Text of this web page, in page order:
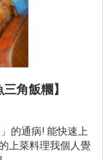
角飯糰】
的通病! 能快速上
上菜料理我個人覺